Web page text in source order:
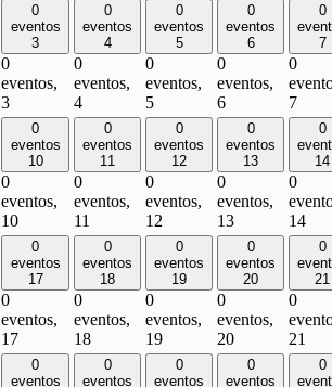
0
eventos
3
0
eventos,
3
0
eventos
4
0
eventos,
4
0
eventos
5
0
eventos,
5
0
eventos
6
0
eventos,
6
0
7
0
7
0
eventos
10
0
eventos,
10
0
eventos
11
0
eventos,
11
0
eventos
12
0
eventos,
12
0
eventos
13
0
eventos,
13
0
14
0
14
0
eventos
17
0
eventos,
17
0
eventos
18
0
eventos,
18
0
eventos
19
0
eventos,
19
0
eventos
20
0
eventos,
20
0
21
0
21
0
eventos
0
eventos
0
eventos
0
eventos
0